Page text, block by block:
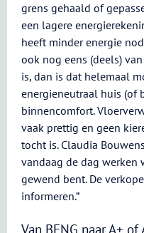
grens gehaald of
een lagere
heeft minder energie
ook nog eens (deels)
is, dan is dat helemaal
energieneutraal huis (of
binnencomfort.
vaak prettig en geen
tocht is. Claudia
vandaag de dag
gewend bent. De
informeren.”
Van BENG naar A+ of